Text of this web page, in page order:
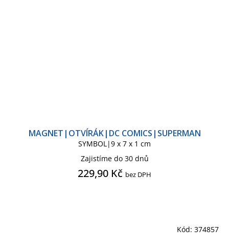
MAGNET|OTVÍRÁK|DC COMICS|SUPERMAN
SYMBOL|9 x 7 x 1 cm
Zajistíme do 30 dnů
229,90 Kč bez DPH
Kód: 374857